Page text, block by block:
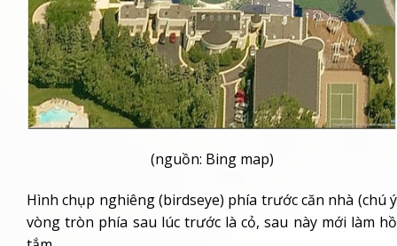
(nguồn: Bing map)
Hình chụp nghiêng (birdseye) phía trước căn nhà (chú ý
vòng tròn phía sau lúc trước là cỏ, sau này mới làm hồ